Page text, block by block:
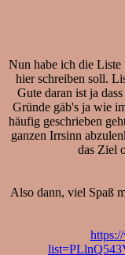
Nun habe ich die
hier schreiben soll.
Gute daran ist ja
Gründe gäb's ja wie
häufig geschrieben
ganzen Irrsinn
das Ziel
Also dann, viel Spaß